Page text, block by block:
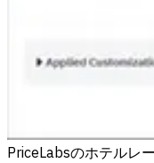
PriceLabsのホテルレ